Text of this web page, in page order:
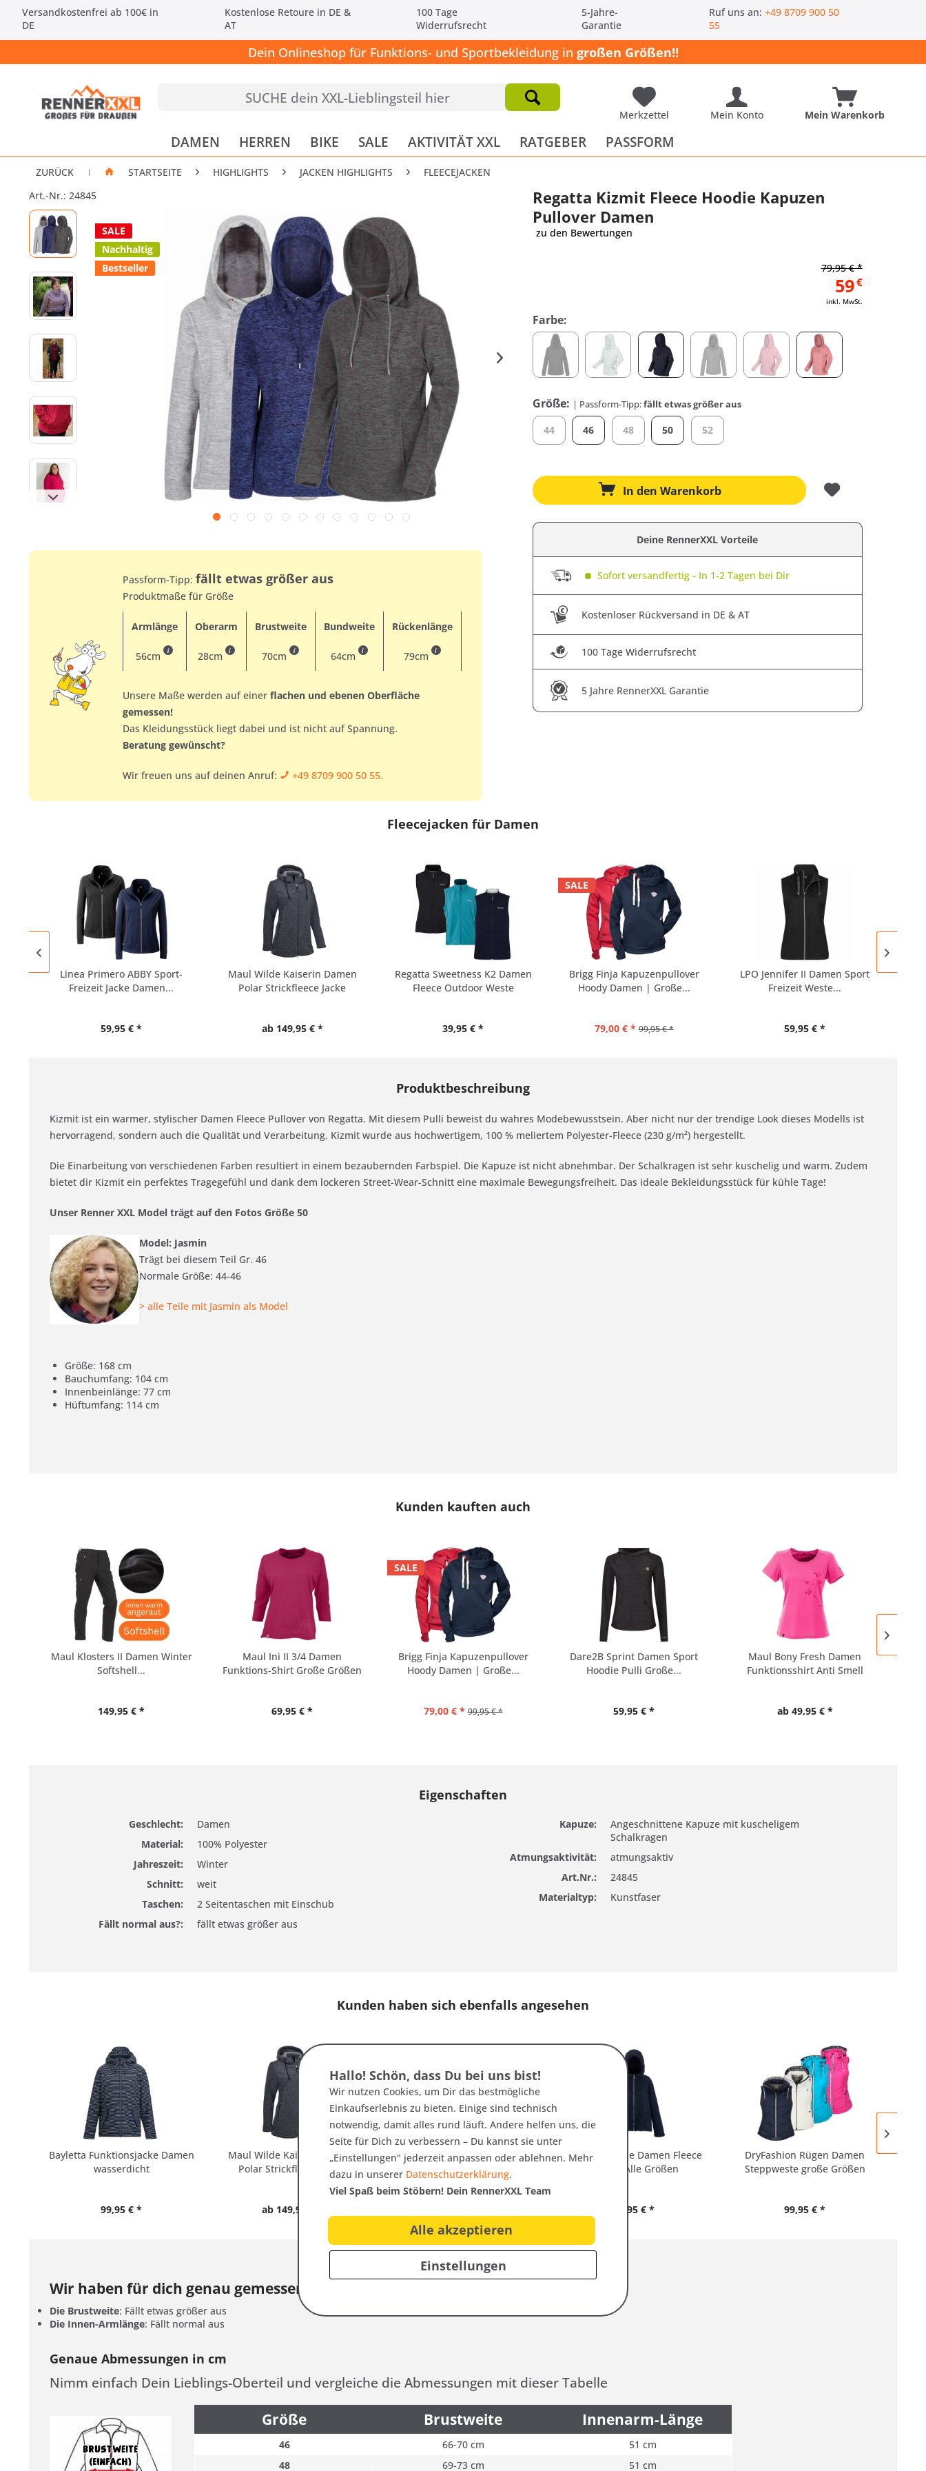
Versandkostenfrei ab 100€ in
DE
Kostenlose Retoure in DE &
AT
100 Tage
Widerrufsrecht
5-Jahre-
Garantie
Ruf uns an:+49 8709 900 50
55
Dein Onlineshop für Funktions- und Sportbekleidung in großen Größen!!
Merkzettel Mein Konto Mein Warenkorb
DAMEN HERREN BIKE SALE AKTIVITÄT XXL RATGEBER PASSFORM
ZURÜCK | STARTSEITE HIGHLIGHTS JACKEN HIGHLIGHTS FLEECEJACKEN
SALE
Nachhaltig
Bestseller
Passform-Tipp: fällt etwas größer aus
Produktmaße für Größe
Armlänge Oberarm Brustweite Bundweite Rückenlänge
56cm i 28cm i 70cm i 64cm i 79cm i
Unsere Maße werden auf einer flachen und ebenen Oberfläche
gemessen!
Das Kleidungsstück liegt dabei und ist nicht auf Spannung.
Beratung gewünscht?
Wir freuen uns auf deinen Anruf: +49 8709 900 50 55.
Regatta Kizmit Fleece Hoodie Kapuzen
Pullover Damen
Art.-Nr.: 24845
zu den Bewertungen
59€
inkl. MwSt.
79,95 € *
Farbe:
Größe: | Passform-Tipp:fällt etwas größer aus
44 46 48 50 52
In den Warenkorb
Deine RennerXXL Vorteile
Sofort versandfertig - In 1-2 Tagen bei Dir
Kostenloser Rückversand in DE & AT
100 Tage Widerrufsrecht
5 Jahre RennerXXL Garantie
Fleecejacken für Damen
Linea Primero ABBY Sport-
Freizeit Jacke Damen...
59,95 € *
Maul Wilde Kaiserin Damen
Polar Strickfleece Jacke
ab 149,95 € *
Regatta Sweetness K2 Damen
Fleece Outdoor Weste
39,95 € *
SALE
Brigg Finja Kapuzenpullover
Hoody Damen | Große...
79,00 € * 99,95 € *
LPO Jennifer II Damen Sport
Freizeit Weste...
59,95 € *
Produktbeschreibung
Kizmit ist ein warmer, stylischer Damen Fleece Pullover von Regatta. Mit diesem Pulli beweist du wahres Modebewusstsein. Aber nicht nur der trendige Look dieses Modells ist
hervorragend, sondern auch die Qualität und Verarbeitung. Kizmit wurde aus hochwertigem, 100 % meliertem Polyester-Fleece (230 g/m²) hergestellt.
Die Einarbeitung von verschiedenen Farben resultiert in einem bezaubernden Farbspiel. Die Kapuze ist nicht abnehmbar. Der Schalkragen ist sehr kuschelig und warm. Zudem
bietet dir Kizmit ein perfektes Tragegefühl und dank dem lockeren Street-Wear-Schnitt eine maximale Bewegungsfreiheit. Das ideale Bekleidungsstück für kühle Tage!
Unser Renner XXL Model trägt auf den Fotos Größe 50
Model: Jasmin
Trägt bei diesem Teil Gr. 46
Normale Größe: 44-46
> alle Teile mit Jasmin als Model
Größe: 168 cm
Bauchumfang: 104 cm
Innenbeinlänge: 77 cm
Hüftumfang: 114 cm
Kunden kauften auch
Maul Klosters II Damen Winter
Softshell...
149,95 € *
Maul Ini II 3/4 Damen
Funktions-Shirt Große Größen
69,95 € *
SALE
Brigg Finja Kapuzenpullover
Hoody Damen | Große...
79,00 € * 99,95 € *
Dare2B Sprint Damen Sport
Hoodie Pulli Große...
59,95 € *
Maul Bony Fresh Damen
Funktionsshirt Anti Smell
ab 49,95 € *
Eigenschaften
Geschlecht:
Damen
Material:
100% Polyester
Jahreszeit:
Winter
Schnitt:
weit
Taschen:
2 Seitentaschen mit Einschub
Fällt normal aus?:
fällt etwas größer aus
Kapuze:
Angeschnittene Kapuze mit kuscheligem
Schalkragen
Atmungsaktivität:
atmungsaktiv
Art.Nr.:
24845
Materialtyp:
Kunstfaser
Kunden haben sich ebenfalls angesehen
Bayletta Funktionsjacke Damen
wasserdicht
99,95 € *
Maul Wilde Kaiserin Damen
Polar Strickfleece Jacke
ab 149,95 € *
Dryfashion Poel Damen Woll-
Fleece Jacke große...
Regatta Orielle Damen Fleece
Jacke | Alle Größen
69,95 € *
DryFashion Rügen Damen
Steppweste große Größen
99,95 € *
Wir haben für dich genau gemessen:
Die Brustweite: Fällt etwas größer aus
Die Innen-Armlänge: Fällt normal aus
Genaue Abmessungen in cm
Nimm einfach Dein Lieblings-Oberteil und vergleiche die Abmessungen mit dieser Tabelle
Größe Brustweite Innenarm-Länge
46 66-70 cm
51 cm
48
69-73 cm 51 cm
Hallo! Schön, dass Du bei uns bist!
Wir nutzen Cookies, um Dir das bestmögliche
Einkaufserlebnis zu bieten. Einige sind technisch
notwendig, damit alles rund läuft. Andere helfen uns, die
Seite für Dich zu verbessern – Du kannst sie unter
„Einstellungen" jederzeit anpassen oder ablehnen. Mehr
dazu in unserer Datenschutzerklärung.
Viel Spaß beim Stöbern! Dein RennerXXL Team
Alle akzeptieren
Einstellungen